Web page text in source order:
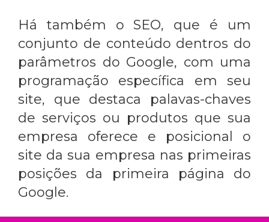
Há também o SEO, que é um
conjunto de conteúdo dentros do
parâmetros do Google, com uma
programação específica em seu
site, que destaca palavas-chaves
de serviços ou produtos que sua
empresa oferece e posicional o
site da sua empresa nas primeiras
posições da primeira página do
Google.